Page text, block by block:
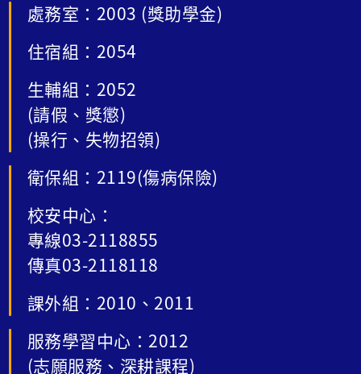
處務室：2003 (獎助學金)
住宿組：2054
生輔組：2052
(請假、獎懲)
(操行、失物招領)
衛保組：2119(傷病保險)
校安中心：
專線03-2118855
傳真03-2118118
課外組：2010、2011
服務學習中心：2012
(志願服務、深耕課程)